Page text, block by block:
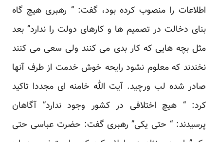
اطلاعات را منصوب کرده بود، گفت: “ رهبری هیچ گاه
بنای دخالت در تصمیم ها و کارهای دولت را ندارد” بعد
مثل بچه هایی که کار بدی می کنند ولی سعی می کنند
نخندند که معلوم نشود رایحه خوش خدمت از طرف آنها
صادر شده لب ورچید. آیت الله خامنه ای مجددا تاکید
کرد: “ هیچ اختلافی در کشور وجود ندارد” آگاهان
پرسیدند: “ حتی یکی” رهبری گفت: حضرت عباسی حتی